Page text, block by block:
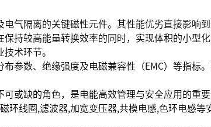
气隔离的关键磁性元件。其性能优劣直接影响
持较高能量转换效率的同时，实现体积的小型
术环节。
参数、绝缘强度及电磁兼容性（EMC）等指标
或缺的角色，是电能高效管理与安全应用的重要
环线圈,滤波器,加宽变压器,共模电感,色环电感等